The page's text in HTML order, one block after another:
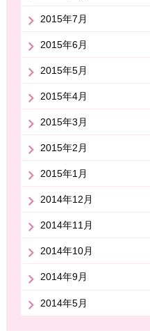
2015年7月
2015年6月
2015年5月
2015年4月
2015年3月
2015年2月
2015年1月
2014年12月
2014年11月
2014年10月
2014年9月
2014年5月